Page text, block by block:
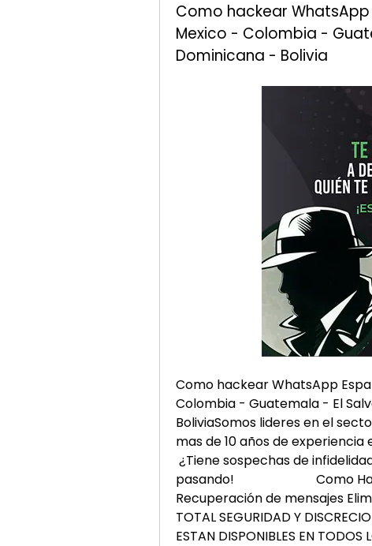
Como hackear
Mexico - Colombia -
Dominicana - Bolivia
Como hackear WhatsApp
Colombia - Guatemala - El
BoliviaSomos lideres en el
mas de 10 años de
¿Tiene sospechas de
pasando!
Recuperación de mensajes
TOTAL SEGURIDAD Y
ESTAN DISPONIBLES EN